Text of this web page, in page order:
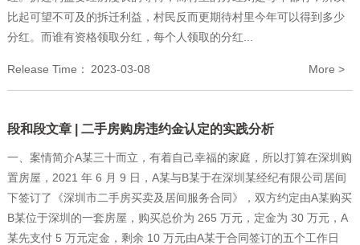
比起可望不可及的拆迁利益，村民反而更期待村里今年可以得到多少
分红。而谁有资格领取分红，每个人领取的分红...
Release Time： 2023-03-08 More >
段和段文章 | 二手房购房违约金认定的实践分析
一、案情简介A某三十而立，有着自己幸福的家庭，所以打算在深圳购
置房屋，2021 年 6 月 9 日，A某与B某于在深圳某经纪有限公司居间
下签订了《深圳市二手房买卖及居间服务合同》，双方约定由A某购买
B某位于深圳的一套房屋，购买总价为 265 万元，定金为 30 万元，A
某先支付 5 万元定金，剩余 10 万元由A某于合同签订的五个工作日